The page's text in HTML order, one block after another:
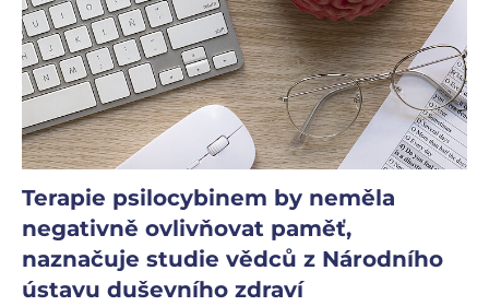
Terapie psilocybinem by neměla
negativně ovlivňovat paměť,
naznačuje studie vědců z Národního
ústavu duševního zdraví